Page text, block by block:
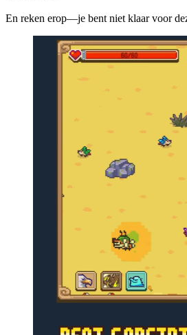
En reken erop—je bent niet klaar voor